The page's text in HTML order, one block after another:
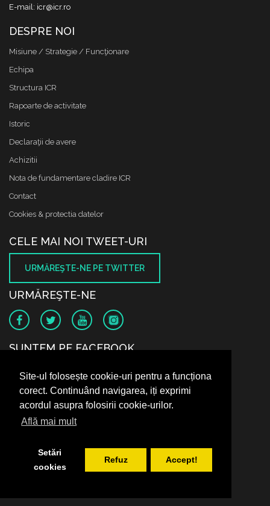
Site-ul folosește cookie-uri pentru a funcționa
corect. Continuând navigarea, iți exprimi
acordul asupra folosirii cookie-urilor.
Află mai mult
Setări
cookies
Refuz Accept!
E-mail: icr@icr.ro
DESPRE NOI
Misiune / Strategie / Funcţionare
Echipa
Structura ICR
Rapoarte de activitate
Istoric
Declaraţii de avere
Achizitii
Nota de fundamentare cladire ICR
Contact
Cookies & protectia datelor
CELE MAI NOI TWEET-URI
URMĂREŞTE-NE PE TWITTER
URMĂREŞTE-NE
SUNTEM PE FACEBOOK